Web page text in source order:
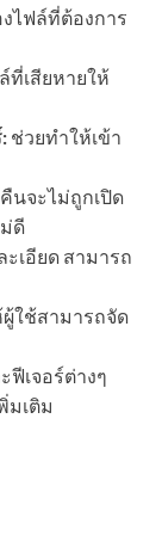
ไฟล์ที่ต้องการ
เสียหายให้
ช่วยทำให้เข้า
นจะไม่ถูกเปิด
ดี
เอียด สามารถ
ใช้สามารถจัด
ฟีเจอร์ต่างๆ
มเติม